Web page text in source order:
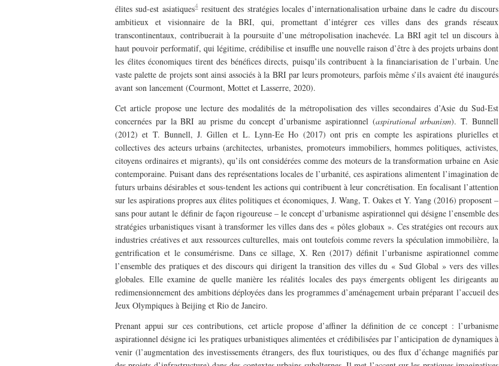
élites sud-est asiatiques4 resituent des stratégies locales d’internationalisation urbaine dans le cadre du discours
ambitieux et visionnaire de la BRI, qui, promettant d’intégrer ces villes dans des grands réseaux
transcontinentaux, contribuerait à la poursuite d’une métropolisation inachevée. La BRI agit tel un discours à
haut pouvoir performatif, qui légitime, crédibilise et insuffle une nouvelle raison d’être à des projets urbains dont
les élites économiques tirent des bénéfices directs, puisqu’ils contribuent à la financiarisation de l’urbain. Une
vaste palette de projets sont ainsi associés à la BRI par leurs promoteurs, parfois même s’ils avaient été inaugurés
avant son lancement (Courmont, Mottet et Lasserre, 2020).
Cet article propose une lecture des modalités de la métropolisation des villes secondaires d’Asie du Sud-Est
concernées par la BRI au prisme du concept d’urbanisme aspirationnel (aspirational urbanism). T. Bunnell
(2012) et T. Bunnell, J. Gillen et L. Lynn-Ee Ho (2017) ont pris en compte les aspirations plurielles et
collectives des acteurs urbains (architectes, urbanistes, promoteurs immobiliers, hommes politiques, activistes,
citoyens ordinaires et migrants), qu’ils ont considérées comme des moteurs de la transformation urbaine en Asie
contemporaine. Puisant dans des représentations locales de l’urbanité, ces aspirations alimentent l’imagination de
futurs urbains désirables et sous-tendent les actions qui contribuent à leur concrétisation. En focalisant l’attention
sur les aspirations propres aux élites politiques et économiques, J. Wang, T. Oakes et Y. Yang (2016) proposent –
sans pour autant le définir de façon rigoureuse – le concept d’urbanisme aspirationnel qui désigne l’ensemble des
stratégies urbanistiques visant à transformer les villes dans des « pôles globaux ». Ces stratégies ont recours aux
industries créatives et aux ressources culturelles, mais ont toutefois comme revers la spéculation immobilière, la
gentrification et le consumérisme. Dans ce sillage, X. Ren (2017) définit l’urbanisme aspirationnel comme
l’ensemble des pratiques et des discours qui dirigent la transition des villes du « Sud Global » vers des villes
globales. Elle examine de quelle manière les réalités locales des pays émergents obligent les dirigeants au
redimensionnement des ambitions déployées dans les programmes d’aménagement urbain préparant l’accueil des
Jeux Olympiques à Beijing et Rio de Janeiro.
Prenant appui sur ces contributions, cet article propose d’affiner la définition de ce concept : l’urbanisme
aspirationnel désigne ici les pratiques urbanistiques alimentées et crédibilisées par l’anticipation de dynamiques à
venir (l’augmentation des investissements étrangers, des flux touristiques, ou des flux d’échange magnifiés par